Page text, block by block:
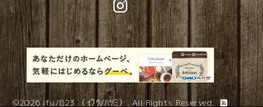
©2026ifu/823 （ｲﾌｳ/ﾊﾂﾐ）. All Rights Reserved.